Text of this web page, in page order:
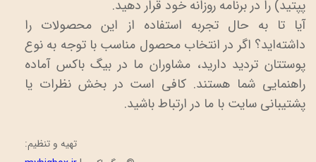
پپتید) را در برنامه روزانه خود قرار دهید.
آیا تا به حال تجربه استفاده از این محصولات را
داشته‌اید؟ اگر در انتخاب محصول مناسب با توجه به نوع
پوستتان تردید دارید، مشاوران ما در بیگ باکس آماده
راهنمایی شما هستند. کافی است در بخش نظرات یا
پشتیبانی سایت با ما در ارتباط باشید.
تهیه و تنظیم: